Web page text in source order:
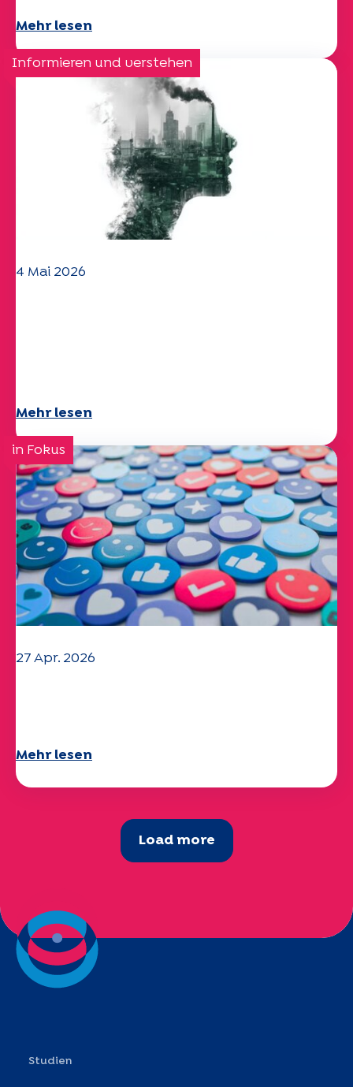
Mehr lesen
Informieren und verstehen
4 Mai 2026
Mehr lesen
in Fokus
27 Apr. 2026
Mehr lesen
Load more
Studien